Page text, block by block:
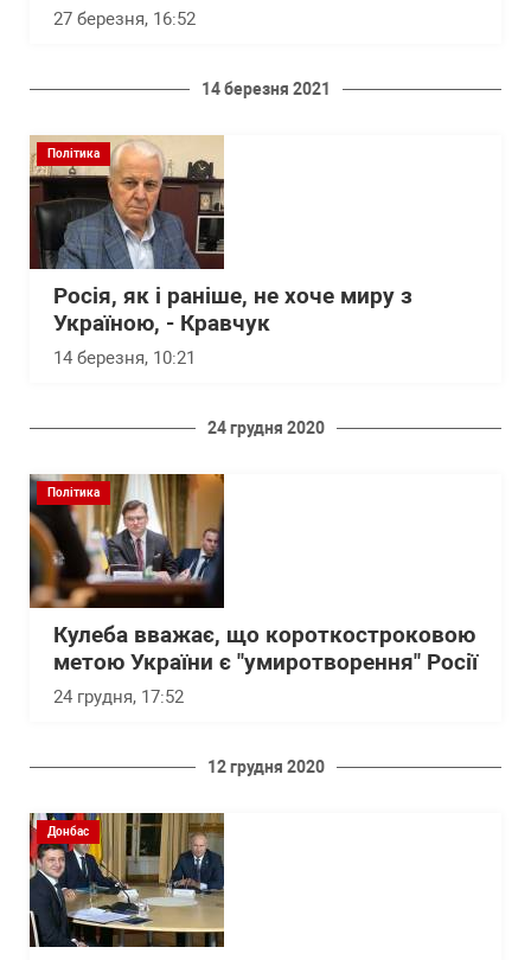
27 березня, 16:52
14 березня 2021
Політика
Росія, як і раніше, не хоче миру з
Україною, - Кравчук
14 березня, 10:21
24 грудня 2020
Політика
Кулеба вважає, що короткостроковою
метою України є "умиротворення" Росії
24 грудня, 17:52
12 грудня 2020
Донбас